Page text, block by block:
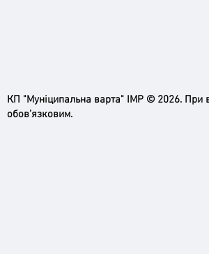
КП "Муніципальна варта" ІМР © 2026. При
обов’язковим.